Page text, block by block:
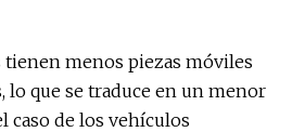
tienen menos piezas móviles
lo que se traduce en un menor
caso de los vehículos